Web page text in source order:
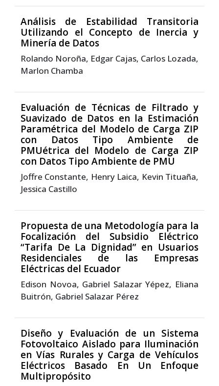
Análisis de Estabilidad Transitoria
Utilizando el Concepto de Inercia y
Minería de Datos
Rolando Noroña, Edgar Cajas, Carlos Lozada,
Marlon Chamba
Evaluación de Técnicas de Filtrado y
Suavizado de Datos en la Estimación
Paramétrica del Modelo de Carga ZIP
con Datos Tipo Ambiente de
PMUétrica del Modelo de Carga ZIP
con Datos Tipo Ambiente de PMU
Joffre Constante, Henry Laica, Kevin Tituaña,
Jessica Castillo
Propuesta de una Metodología para la
Focalización del Subsidio Eléctrico
“Tarifa De La Dignidad” en Usuarios
Residenciales de las Empresas
Eléctricas del Ecuador
Edison Novoa, Gabriel Salazar Yépez, Eliana
Buitrón, Gabriel Salazar Pérez
Diseño y Evaluación de un Sistema
Fotovoltaico Aislado para Iluminación
en Vías Rurales y Carga de Vehículos
Eléctricos Basado En Un Enfoque
Multipropósito